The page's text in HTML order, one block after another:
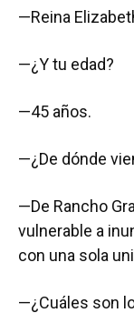
—Reina
—¿Y tu edad?
—45 años.
—¿De dónde
—De Rancho
vulnerable a
con una sola
—¿Cuáles son